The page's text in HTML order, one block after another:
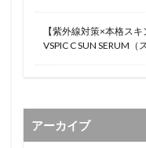
【紫外線対策×本格ス
VSPIC C SUN SERUM（
アーカイブ